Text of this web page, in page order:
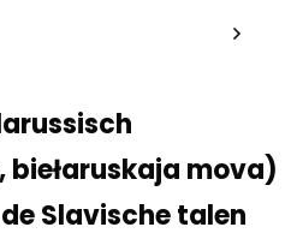
biełaruskaja mova)
Slavische talen